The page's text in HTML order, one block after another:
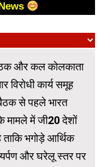
और कल कोलकाता
विरोधी कार्य समूह
से पहले भारत
मामले में जी20 देशों
ताकि भगोड़े आर्थिक
और घरेलू स्तर पर